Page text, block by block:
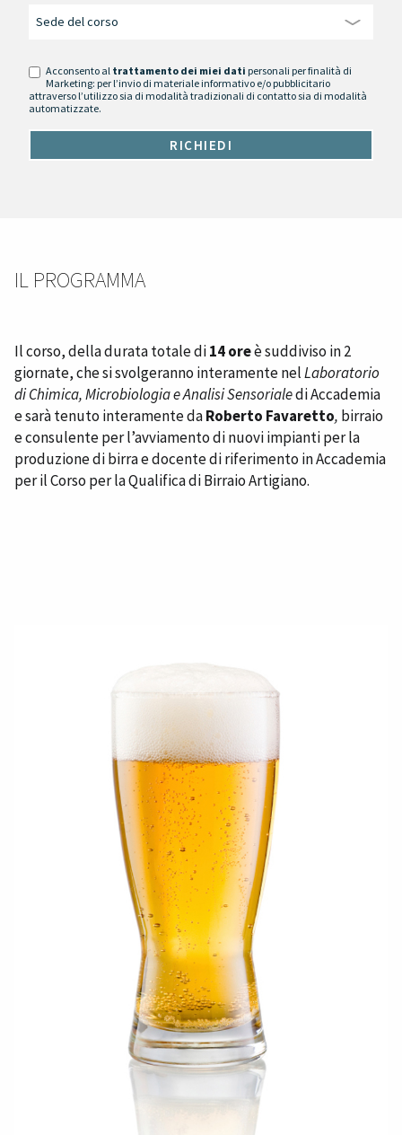
Acconsento al trattamento dei miei dati personali per finalità di
Marketing: per l’invio di materiale informativo e/o pubblicitario
attraverso l’utilizzo sia di modalità tradizionali di contatto sia di modalità
automatizzate.
IL PROGRAMMA
Il corso, della durata totale di14 oreè suddiviso in 2
giornate, che si svolgeranno interamente nelLaboratorio
di Chimica, Microbiologia e Analisi Sensorialedi Accademia
e sarà tenuto interamente daRoberto Favaretto, birraio
e consulente per l’avviamento di nuovi impianti per la
produzione di birra e docente di riferimento in Accademia
per ilCorso per la Qualifica di Birraio Artigiano.